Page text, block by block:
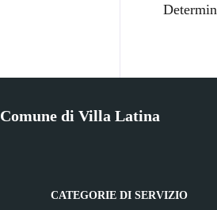
Comune di Villa Latina
CATEGORIE DI SERVIZIO